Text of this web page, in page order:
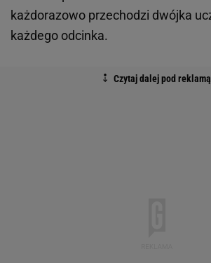
każdorazowo przechodzi dwójka
każdego odcinka.